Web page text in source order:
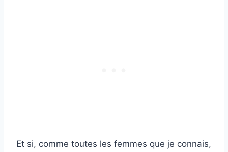
Et si, comme toutes les femmes que je connais,